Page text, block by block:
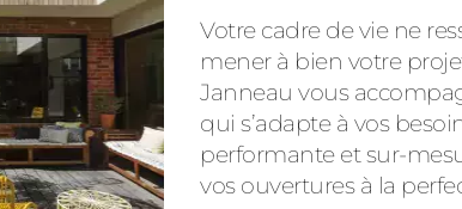
Votre cadre de vie ne
mener à bien votre
Janneau vous
qui s’adapte à vos
performante et sur-
vos ouvertures à la